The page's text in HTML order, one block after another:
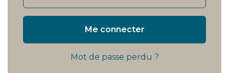
Me connecter
Mot de passe perdu ?